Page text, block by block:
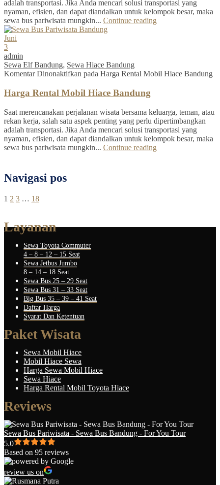
adalah transportasi. Jika Anda mencari solusi transportasi yang
nyaman, efisien, dan dapat diandalkan untuk kelompok besar, maka
sewa bus pariwisata mungkin... Continue reading
Juni
3
admin
Sewa Elf Bandung, Sewa Hiace Bandung
Komentar Dinonaktifkan pada Harga Rental Mobil Hiace Bandung
Harga Rental Mobil Hiace Bandung
Saat merencanakan perjalanan wisata bersama keluarga, teman, atau
rekan kerja, salah satu aspek penting yang perlu dipertimbangkan
adalah transportasi. Jika Anda mencari solusi transportasi yang
nyaman, efisien, dan dapat diandalkan untuk kelompok besar, maka
sewa bus pariwisata mungkin... Continue reading
Navigasi pos
1 2 3 … 18
Layanan
Sewa Toyota Commuter
4 – 8 – 12 – 15 Seat
Sewa Jetbus Jumbo
8 – 14 – 18 Seat
Sewa Bus 25 – 29 Seat
Sewa Bus 31 – 33 Seat
Big Bus 35 – 39 – 41 Seat
Daftar Harga
Syarat Dan Ketentuan
Paket Wisata
Sewa Mobil Hiace
Mobil Hiace Sewa
Harga Sewa Mobil Hiace
Sewa Hiace
Harga Rental Mobil Toyota Hiace
Reviews
Sewa Bus Pariwisata - Sewa Bus Bandung - For You Tour
5.0
Based on 95 reviews
review us on